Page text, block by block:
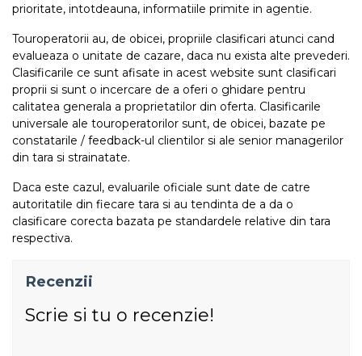
prioritate, intotdeauna, informatiile primite in agentie.
Touroperatorii au, de obicei, propriile clasificari atunci cand
evalueaza o unitate de cazare, daca nu exista alte prevederi.
Clasificarile ce sunt afisate in acest website sunt clasificari
proprii si sunt o incercare de a oferi o ghidare pentru
calitatea generala a proprietatilor din oferta. Clasificarile
universale ale touroperatorilor sunt, de obicei, bazate pe
constatarile / feedback-ul clientilor si ale senior managerilor
din tara si strainatate.
Daca este cazul, evaluarile oficiale sunt date de catre
autoritatile din fiecare tara si au tendinta de a da o
clasificare corecta bazata pe standardele relative din tara
respectiva.
Recenzii
Scrie si tu o recenzie!